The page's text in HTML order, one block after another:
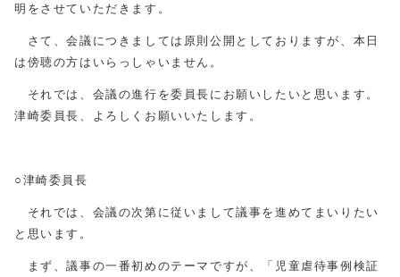
明をさせていただきます。
さて、会議につきましては原則公開としておりますが、本日
は傍聴の方はいらっしゃいません。
それでは、会議の進行を委員長にお願いしたいと思います。
津崎委員長、よろしくお願いいたします。
○津崎委員長
それでは、会議の次第に従いまして議事を進めてまいりたい
と思います。
まず、議事の一番初めのテーマですが、「児童虐待事例検証